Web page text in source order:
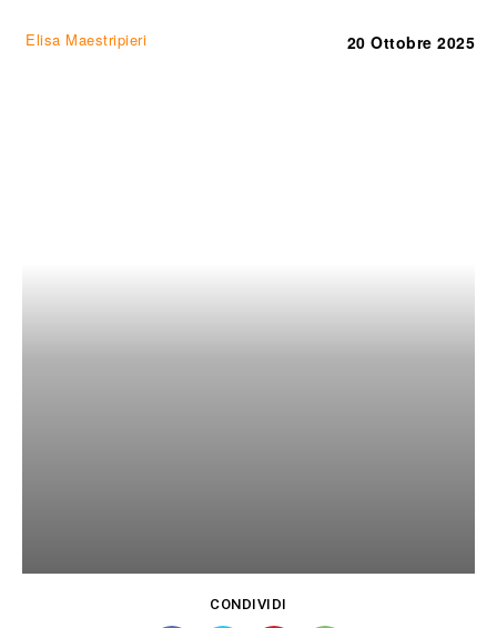
Elisa Maestripieri 20 Ottobre 2025
CONDIVIDI